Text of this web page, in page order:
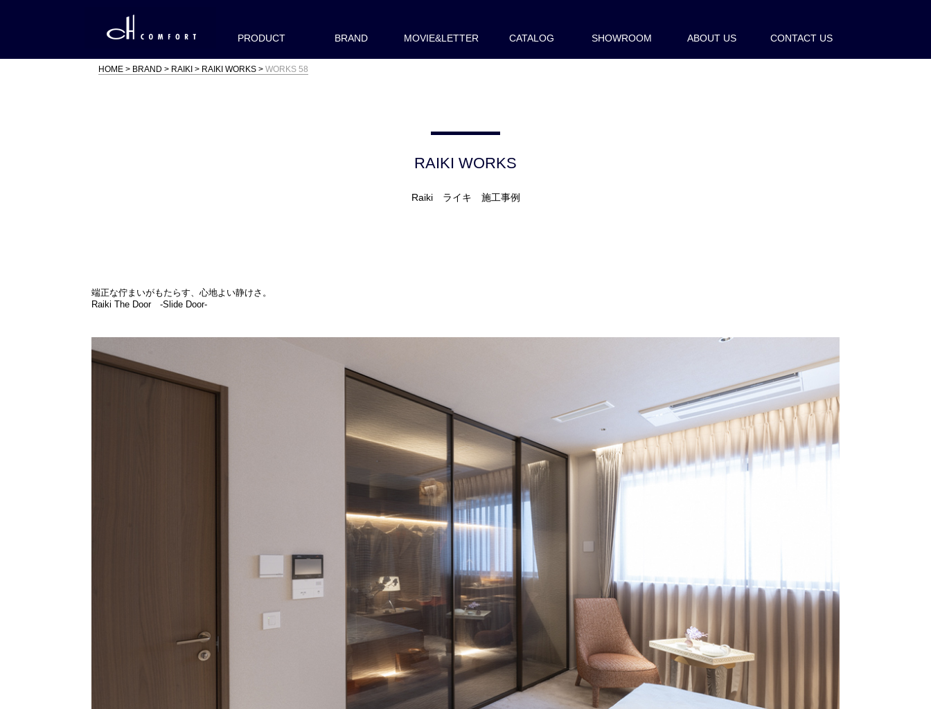
PRODUCT BRAND MOVIE&LETTER CATALOG SHOWROOM ABOUT US CONTACT US
HOME BRAND RAIKI RAIKI WORKS WORKS 58
RAIKI WORKS
Raiki ライキ 施工事例
端正な佇まいがもたらす、心地よい静けさ。
Raiki The Door -Slide Door-